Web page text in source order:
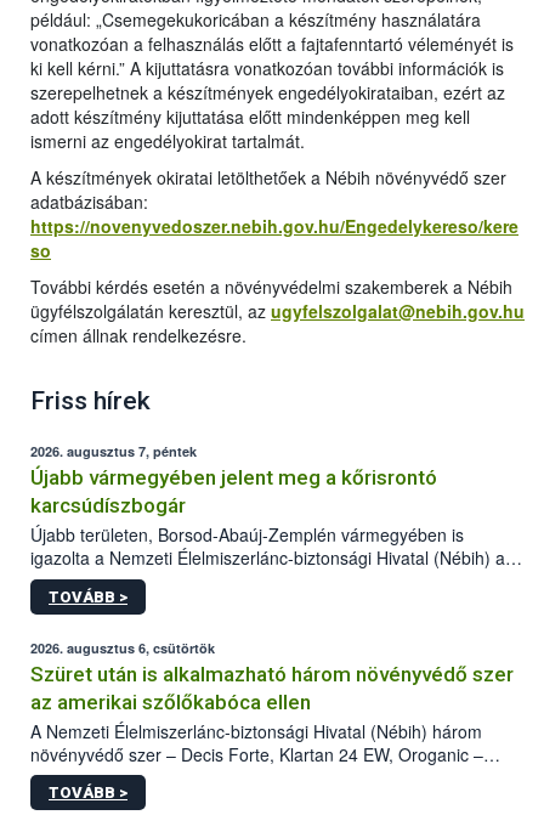
például: „Csemegekukoricában a készítmény használatára
vonatkozóan a felhasználás előtt a fajtafenntartó véleményét is
ki kell kérni.” A kijuttatásra vonatkozóan további információk is
szerepelhetnek a készítmények engedélyokirataiban, ezért az
adott készítmény kijuttatása előtt mindenképpen meg kell
ismerni az engedélyokirat tartalmát.
A készítmények okiratai letölthetőek a Nébih növényvédő szer
adatbázisában:
https://novenyvedoszer.nebih.gov.hu/Engedelykereso/kere
so
További kérdés esetén a növényvédelmi szakemberek a Nébih
ügyfélszolgálatán keresztül, az ugyfelszolgalat@nebih.gov.hu
címen állnak rendelkezésre.
Friss hírek
2026. augusztus 7, péntek
Újabb vármegyében jelent meg a kőrisrontó
karcsúdíszbogár
Újabb területen, Borsod-Abaúj-Zemplén vármegyében is
igazolta a Nemzeti Élelmiszerlánc-biztonsági Hivatal (Nébih) a
kőrisrontó karcsúdíszbogár (Agrilus planipennis) jelenlétét. A
kártevőt nem csak színcsapdában találták meg, de már fertőzött
az intenzív felderítést, emellett az intézkedéseket a szlovák
hatósággal is összehangolják a terjedés megállítása érdekében.
TOVÁBB >
2026. augusztus 6, csütörtök
Szüret után is alkalmazható három növényvédő szer
az amerikai szőlőkabóca ellen
A Nemzeti Élelmiszerlánc-biztonsági Hivatal (Nébih) három
növényvédő szer – Decis Forte, Klartan 24 EW, Oroganic –
engedélyokiratát módosította, így azok a szüretet követően,
egészen a vesszőérettség (BBCH 91) stádiumáig
TOVÁBB >